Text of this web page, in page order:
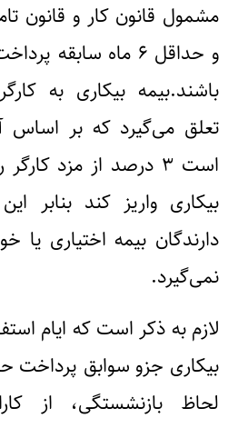
مشمول قانون کار و قانون
و حداقل ۶ ماه سابقه
باشند.بیمه بیکاری به
تعلق می‌گیرد که بر اساس
است ۳ درصد از مزد
بیکاری واریز کند بنابر
دارندگان بیمه اختیاری یا
نمی‌گیرد.
لازم به ذکر است که ایام
بیکاری جزو سوابق پرداخت
لحاظ بازنشستگی، از